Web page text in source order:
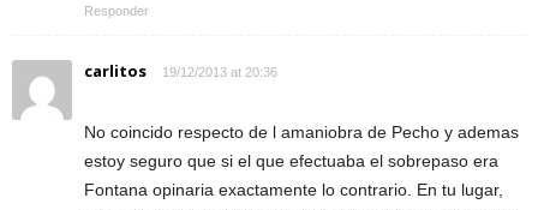
Responder
carlitos 19/12/2013 at 20:36
No coincido respecto de l amaniobra de Pecho y ademas
estoy seguro que si el que efectuaba el sobrepaso era
Fontana opinaria exactamente lo contrario. En tu lugar,